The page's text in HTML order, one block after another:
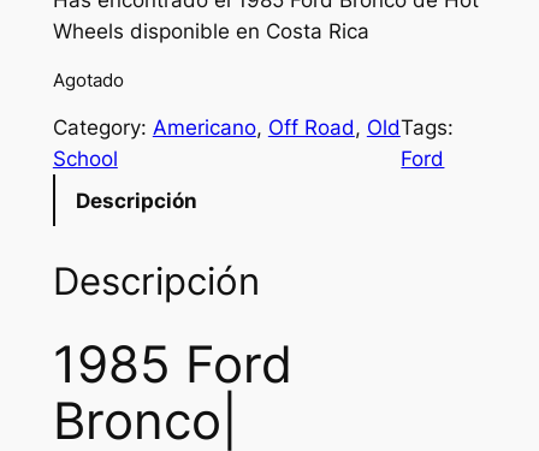
Wheels disponible en Costa Rica
Agotado
Category: Americano, Off Road, Old
School
Tags:
Ford
Descripción
Descripción
1985 Ford
Bronco|